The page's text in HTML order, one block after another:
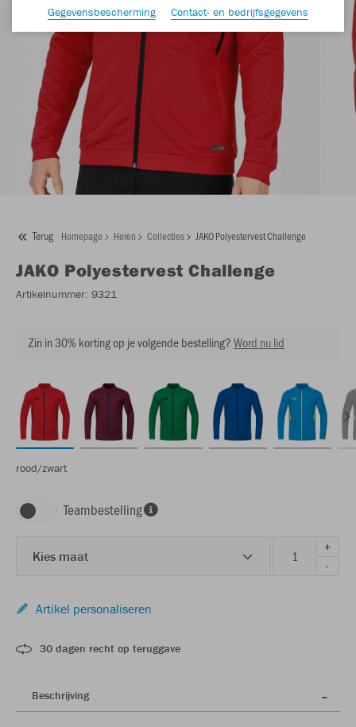
Terug Homepage Heren Collecties JAKO Polyestervest Challenge
JAKO Polyestervest Challenge
Artikelnummer: 9321
Zin in 30% korting op je volgende bestelling?Word nu lid
rood/zwart
Teambestelling
Kies maat
+
-
Artikel personaliseren
30 dagen recht op teruggave
Beschrijving
Gegevensbescherming
Contact- en bedrijfsgegevens